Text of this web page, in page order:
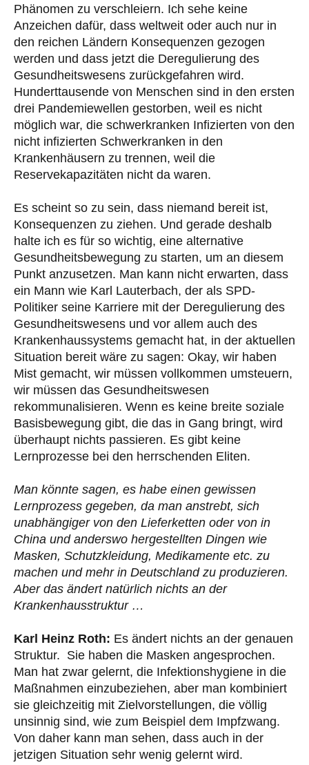
Phänomen zu verschleiern. Ich sehe keine
Anzeichen dafür, dass weltweit oder auch nur in
den reichen Ländern Konsequenzen gezogen
werden und dass jetzt die Deregulierung des
Gesundheitswesens zurückgefahren wird.
Hunderttausende von Menschen sind in den ersten
drei Pandemiewellen gestorben, weil es nicht
möglich war, die schwerkranken Infizierten von den
nicht infizierten Schwerkranken in den
Krankenhäusern zu trennen, weil die
Reservekapazitäten nicht da waren.
Es scheint so zu sein, dass niemand bereit ist,
Konsequenzen zu ziehen. Und gerade deshalb
halte ich es für so wichtig, eine alternative
Gesundheitsbewegung zu starten, um an diesem
Punkt anzusetzen. Man kann nicht erwarten, dass
ein Mann wie Karl Lauterbach, der als SPD-
Politiker seine Karriere mit der Deregulierung des
Gesundheitswesens und vor allem auch des
Krankenhaussystems gemacht hat, in der aktuellen
Situation bereit wäre zu sagen: Okay, wir haben
Mist gemacht, wir müssen vollkommen umsteuern,
wir müssen das Gesundheitswesen
rekommunalisieren. Wenn es keine breite soziale
Basisbewegung gibt, die das in Gang bringt, wird
überhaupt nichts passieren. Es gibt keine
Lernprozesse bei den herrschenden Eliten.
Man könnte sagen, es habe einen gewissen
Lernprozess gegeben, da man anstrebt, sich
unabhängiger von den Lieferketten oder von in
China und anderswo hergestellten Dingen wie
Masken, Schutzkleidung, Medikamente etc. zu
machen und mehr in Deutschland zu produzieren.
Aber das ändert natürlich nichts an der
Krankenhausstruktur …
Karl Heinz Roth: Es ändert nichts an der genauen
Struktur. Sie haben die Masken angesprochen.
Man hat zwar gelernt, die Infektionshygiene in die
Maßnahmen einzubeziehen, aber man kombiniert
sie gleichzeitig mit Zielvorstellungen, die völlig
unsinnig sind, wie zum Beispiel dem Impfzwang.
Von daher kann man sehen, dass auch in der
jetzigen Situation sehr wenig gelernt wird.